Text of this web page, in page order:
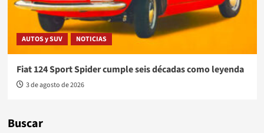
AUTOS y SUV NOTICIAS
Fiat 124 Sport Spider cumple seis décadas como leyenda
3 de agosto de 2026
Buscar